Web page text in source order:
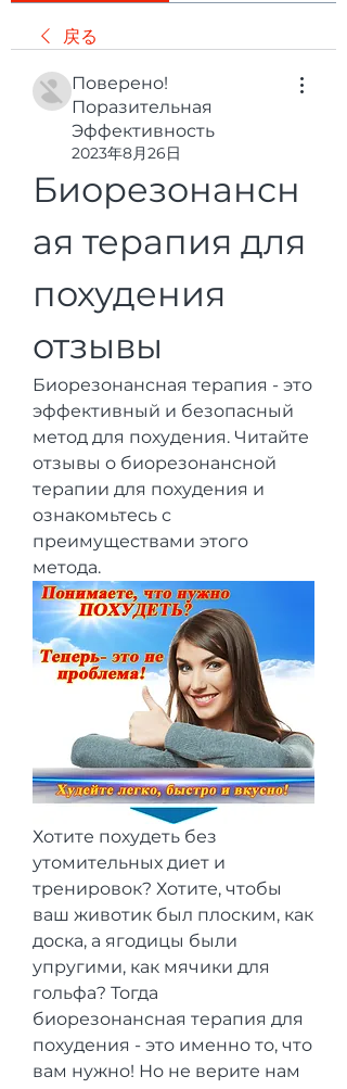
戻る
Поверено!
Поразительная
Эффективность
2023年8月26日
Биорезонансн
ая терапия для
похудения
отзывы
Биорезонансная терапия - это
эффективный и безопасный
метод для похудения. Читайте
отзывы о биорезонансной
терапии для похудения и
ознакомьтесь с
преимуществами этого
метода.
Хотите похудеть без
утомительных диет и
тренировок? Хотите, чтобы
ваш животик был плоским, как
доска, а ягодицы были
упругими, как мячики для
гольфа? Тогда
биорезонансная терапия для
похудения - это именно то, что
вам нужно! Но не верите нам